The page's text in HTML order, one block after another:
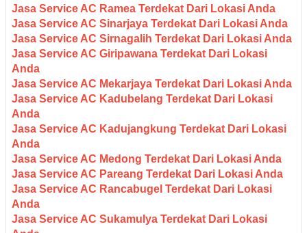
Jasa Service AC Ramea Terdekat Dari Lokasi Anda
Jasa Service AC Sinarjaya Terdekat Dari Lokasi Anda
Jasa Service AC Sirnagalih Terdekat Dari Lokasi Anda
Jasa Service AC Giripawana Terdekat Dari Lokasi
Anda
Jasa Service AC Mekarjaya Terdekat Dari Lokasi Anda
Jasa Service AC Kadubelang Terdekat Dari Lokasi
Anda
Jasa Service AC Kadujangkung Terdekat Dari Lokasi
Anda
Jasa Service AC Medong Terdekat Dari Lokasi Anda
Jasa Service AC Pareang Terdekat Dari Lokasi Anda
Jasa Service AC Rancabugel Terdekat Dari Lokasi
Anda
Jasa Service AC Sukamulya Terdekat Dari Lokasi